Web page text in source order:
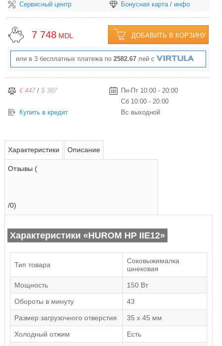
Сервисный центр
Бонусная карта/ инфо
7 748 MDL ДОБАВИТЬ В КОРЗИНУ
или в 3 бесплатных платежа по2582.67 лей с
€ 447/$ 387
Купить в кредит
Пн-Пт 10:00 - 20:00
Сб 10:00 - 20:00
Вс выходной
Характеристики Описание
Отзывы (
/0)
Характеристики «HUROM HP IIE12»
Тип товара
Соковыжималка
шнековая
Мощность 150 Вт
Обороты в минуту 43
Размер загрузочного отверстия 35 x 45 мм
Холодный отжим Есть